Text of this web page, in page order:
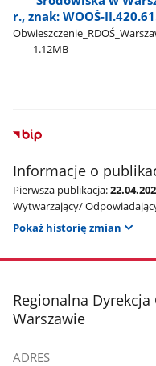
r., znak: WOOŚ-
1.12MB
Informacje o
Pierwsza publikacja:
Wytwarzający/
Pokaż historię zmian
stopka
Regionalna
Warszawie
ADRES